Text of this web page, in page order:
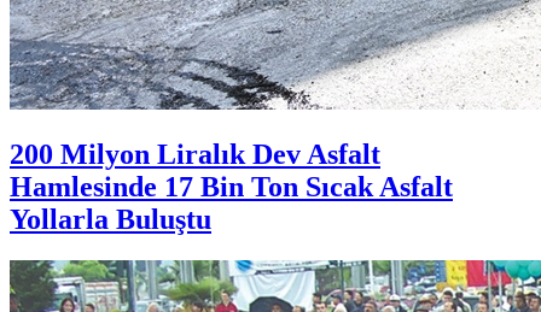
200 Milyon Liralık Dev Asfalt
Hamlesinde 17 Bin Ton Sıcak Asfalt
Yollarla Buluştu